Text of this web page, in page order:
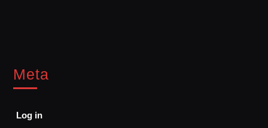
Meta
Log in